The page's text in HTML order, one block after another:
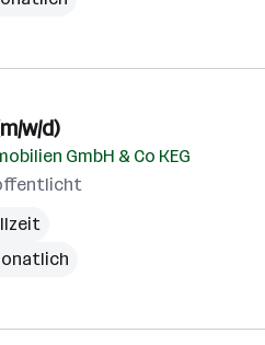
w/d)
GmbH & Co KEG